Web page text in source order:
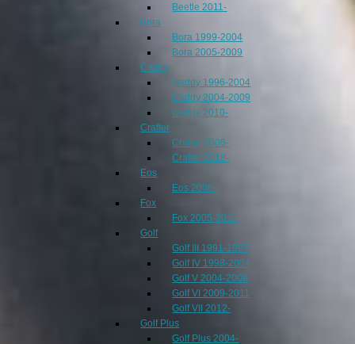
Beetle 2011-
Bora
Bora 1999-2004
Bora 2005-2009
Caddy
Caddy 1996-2004
Caddy 2004-2009
Caddy 2010-
Crafter
Crafter 2006-
Crafter 2018-
Eos
Eos 2006-
Fox
Fox 2005-2011
Golf
Golf III 1991-1997
Golf IV 1998-2004
Golf V 2004-2008
Golf VI 2009-2011
Golf VII 2012-
Golf Plus
Golf Plus 2004-